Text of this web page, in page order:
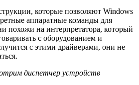
которые позволяют Windows
аппаратные команды для
похожи на интерпретатора, который
с оборудованием и
с этими драйверами, они не
диспетчер устройств